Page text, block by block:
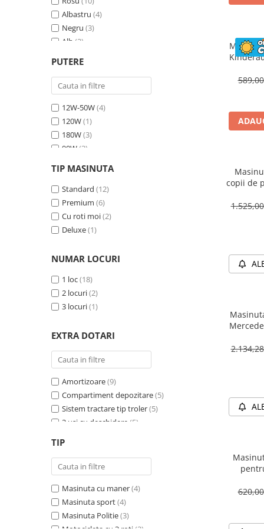
Albastru (4)
Negru (3)
Alb (2)
Galben
PUTERE
12W-50W(4)
120W(1)
180W(3)
90W (3)
30W (1)
60W(2)
TIP MASINUTA
Standard (12)
Premium (6)
Cu roti moi(2)
Deluxe(1)
NUMAR LOCURI
1 loc(18)
2 locuri(2)
3 locuri(1)
EXTRA DOTARI
Amortizoare(9)
Compartiment depozitare(5)
Sistem tractare tip troler(5)
2 usi cu deschidere (5)
Schimbator viteza
Bluetooth(4)
Baterie detasabila(3)
Megafon (2)
4X4 (2)
TIP
Masinuta cu maner(4)
Masinuta sport(4)
Masinuta Politie(3)
copii de
90W,